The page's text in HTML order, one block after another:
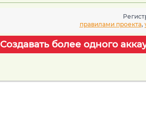
правилами проекта,
Создавать более одного